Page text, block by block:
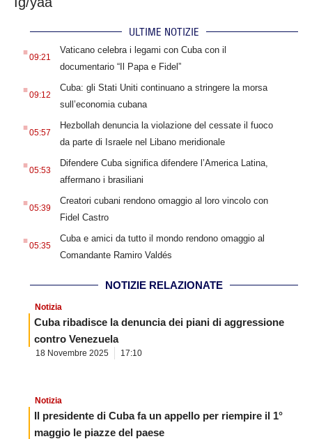
ULTIME NOTIZIE
.09:21
Vaticano celebra i legami con Cuba con il
documentario “Il Papa e Fidel”
.09:12
Cuba: gli Stati Uniti continuano a stringere la morsa
sull’economia cubana
.05:57
Hezbollah denuncia la violazione del cessate il fuoco
da parte di Israele nel Libano meridionale
.05:53
Difendere Cuba significa difendere l’America Latina,
affermano i brasiliani
.05:39
Creatori cubani rendono omaggio al loro vincolo con
Fidel Castro
.05:35
Cuba e amici da tutto il mondo rendono omaggio al
Comandante Ramiro Valdés
NOTIZIE RELAZIONATE
Notizia
Cuba ribadisce la denuncia dei piani di aggressione
contro Venezuela
18 Novembre 2025 17:10
Notizia
Il presidente di Cuba fa un appello per riempire il 1°
maggio le piazze del paese